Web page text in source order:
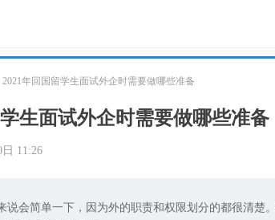
生面试外企时需要做哪些准备
11:26
说会简单一下，因为外的职责和权限划分的都很清楚
2021年回国留学生面试外企时需要做哪些准备